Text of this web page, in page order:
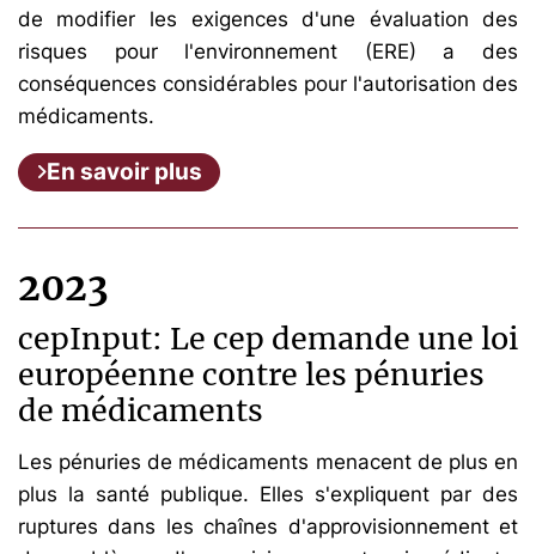
de modifier les exigences d'une évaluation des
risques pour l'environnement (ERE) a des
conséquences considérables pour l'autorisation des
médicaments.
En savoir plus
2023
cepInput: Le cep demande une loi
européenne contre les pénuries
de médicaments
Les pénuries de médicaments menacent de plus en
plus la santé publique. Elles s'expliquent par des
ruptures dans les chaînes d'approvisionnement et